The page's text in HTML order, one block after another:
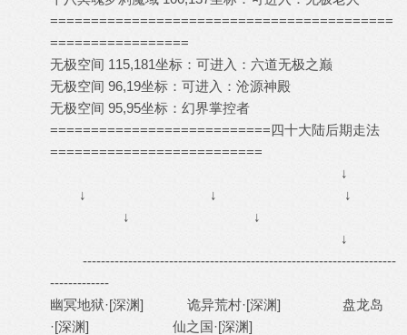
==========================================
=================
无极空间 115,181坐标：可进入：六道无极之巅
无极空间 96,19坐标：可进入：沧源神殿
无极空间 95,95坐标：幻界掌控者
===========================四十大陆后期走法
==========================
↓
↓ ↓ ↓
↓ ↓
↓
---------------------------------------------------------------------
-------------
幽冥地狱·[深渊] 诡异荒村·[深渊] 盘龙岛
·[深渊] 仙之国·[深渊]